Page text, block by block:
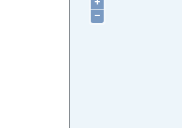
−